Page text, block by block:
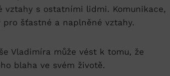
s ostatními lidmi. Komunikace,
šťastné a naplněné vztahy.
Vladimíra může vést k tomu, že
blaha ve svém životě.